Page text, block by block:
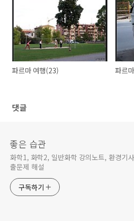
파르마 여행(23) 파르
댓글
좋은 습관
화학1, 화학2, 일반화학 강의노트, 환경기
출문제 해설
구독하기